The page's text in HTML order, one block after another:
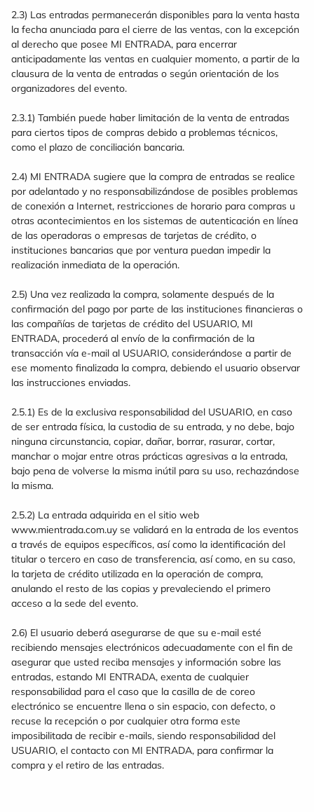
2.3) Las entradas permanecerán disponibles para la venta hasta
la fecha anunciada para el cierre de las ventas, con la excepción
al derecho que posee MI ENTRADA, para encerrar
anticipadamente las ventas en cualquier momento, a partir de la
clausura de la venta de entradas o según orientación de los
organizadores del evento.
2.3.1) También puede haber limitación de la venta de entradas
para ciertos tipos de compras debido a problemas técnicos,
como el plazo de conciliación bancaria.
2.4) MI ENTRADA sugiere que la compra de entradas se realice
por adelantado y no responsabilizándose de posibles problemas
de conexión a Internet, restricciones de horario para compras u
otras acontecimientos en los sistemas de autenticación en línea
de las operadoras o empresas de tarjetas de crédito, o
instituciones bancarias que por ventura puedan impedir la
realización inmediata de la operación.
2.5) Una vez realizada la compra, solamente después de la
confirmación del pago por parte de las instituciones financieras o
las compañías de tarjetas de crédito del USUARIO, MI
ENTRADA, procederá al envío de la confirmación de la
transacción vía e-mail al USUARIO, considerándose a partir de
ese momento finalizada la compra, debiendo el usuario observar
las instrucciones enviadas.
2.5.1) Es de la exclusiva responsabilidad del USUARIO, en caso
de ser entrada física, la custodia de su entrada, y no debe, bajo
ninguna circunstancia, copiar, dañar, borrar, rasurar, cortar,
manchar o mojar entre otras prácticas agresivas a la entrada,
bajo pena de volverse la misma inútil para su uso, rechazándose
la misma.
2.5.2) La entrada adquirida en el sitio web
www.mientrada.com.uy se validará en la entrada de los eventos
a través de equipos específicos, así como la identificación del
titular o tercero en caso de transferencia, así como, en su caso,
la tarjeta de crédito utilizada en la operación de compra,
anulando el resto de las copias y prevaleciendo el primero
acceso a la sede del evento.
2.6) El usuario deberá asegurarse de que su e-mail esté
recibiendo mensajes electrónicos adecuadamente con el fin de
asegurar que usted reciba mensajes y información sobre las
entradas, estando MI ENTRADA, exenta de cualquier
responsabilidad para el caso que la casilla de de coreo
electrónico se encuentre llena o sin espacio, con defecto, o
recuse la recepción o por cualquier otra forma este
imposibilitada de recibir e-mails, siendo responsabilidad del
USUARIO, el contacto con MI ENTRADA, para confirmar la
compra y el retiro de las entradas.